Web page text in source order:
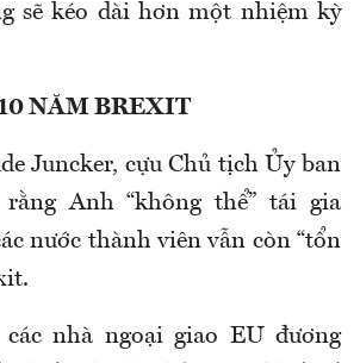
sẽ kéo dài hơn một nhiệm kỳ
NĂM BREXIT
Juncker, cựu Chủ tịch Ủy ban
Anh “không thể” tái gia
nước thành viên vẫn còn “tổn
nhà ngoại giao EU đương